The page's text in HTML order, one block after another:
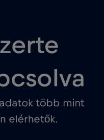
több mint
elérhetők.